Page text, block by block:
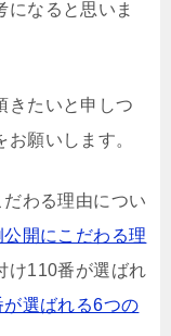
になると思いま
きたいと申しつ
願いします。
わる理由につい
開にこだわる理
け110番が選ばれ
選ばれる6つの